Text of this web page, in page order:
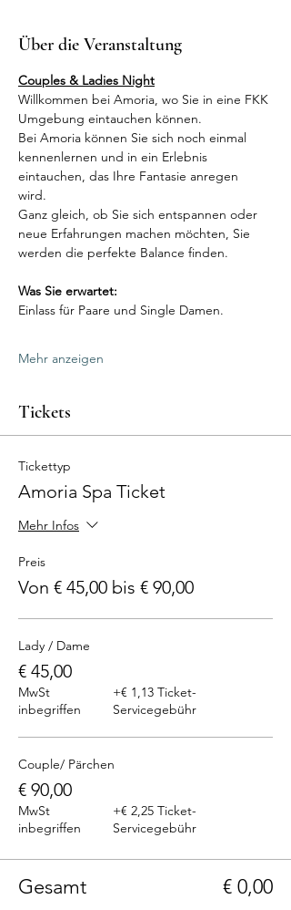
Über die Veranstaltung
Couples & Ladies Night
Willkommen bei Amoria, wo Sie in eine FKK
Umgebung eintauchen können.
Bei Amoria können Sie sich noch einmal
kennenlernen und in ein Erlebnis
eintauchen, das Ihre Fantasie anregen
wird.
Ganz gleich, ob Sie sich entspannen oder
neue Erfahrungen machen möchten, Sie
werden die perfekte Balance finden.
Was Sie erwartet:
Einlass für Paare und Single Damen.
Mehr anzeigen
Tickets
Tickettyp
Amoria Spa Ticket
Mehr Infos
Preis
Von € 45,00 bis € 90,00
Lady / Dame
€ 45,00
MwSt
inbegriffen
+€ 1,13 Ticket-
Servicegebühr
Couple/ Pärchen
€ 90,00
MwSt
inbegriffen
+€ 2,25 Ticket-
Servicegebühr
Gesamt € 0,00